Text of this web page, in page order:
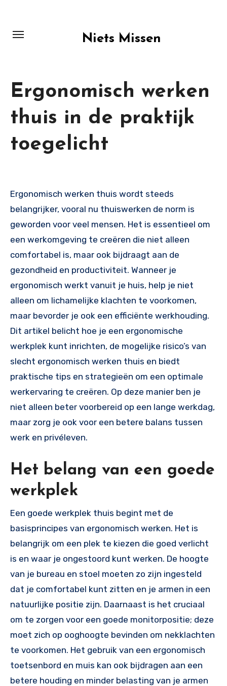
content
Niets Missen
Ergonomisch werken
thuis in de praktijk
toegelicht
Ergonomisch werken thuis wordt steeds
belangrijker, vooral nu thuiswerken de norm is
geworden voor veel mensen. Het is essentieel om
een werkomgeving te creëren die niet alleen
comfortabel is, maar ook bijdraagt aan de
gezondheid en productiviteit. Wanneer je
ergonomisch werkt vanuit je huis, help je niet
alleen om lichamelijke klachten te voorkomen,
maar bevorder je ook een efficiënte werkhouding.
Dit artikel belicht hoe je een ergonomische
werkplek kunt inrichten, de mogelijke risico’s van
slecht ergonomisch werken thuis en biedt
praktische tips en strategieën om een optimale
werkervaring te creëren. Op deze manier ben je
niet alleen beter voorbereid op een lange werkdag,
maar zorg je ook voor een betere balans tussen
werk en privéleven.
Het belang van een goede
werkplek
Een goede werkplek thuis begint met de
basisprincipes van ergonomisch werken. Het is
belangrijk om een plek te kiezen die goed verlicht
is en waar je ongestoord kunt werken. De hoogte
van je bureau en stoel moeten zo zijn ingesteld
dat je comfortabel kunt zitten en je armen in een
natuurlijke positie zijn. Daarnaast is het cruciaal
om te zorgen voor een goede monitorpositie; deze
moet zich op ooghoogte bevinden om nekklachten
te voorkomen. Het gebruik van een ergonomisch
toetsenbord en muis kan ook bijdragen aan een
betere houding en minder belasting van je armen